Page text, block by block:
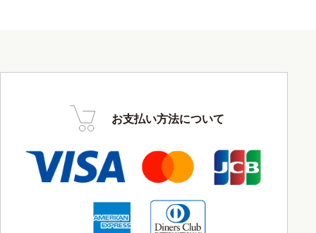
お支払い方法について